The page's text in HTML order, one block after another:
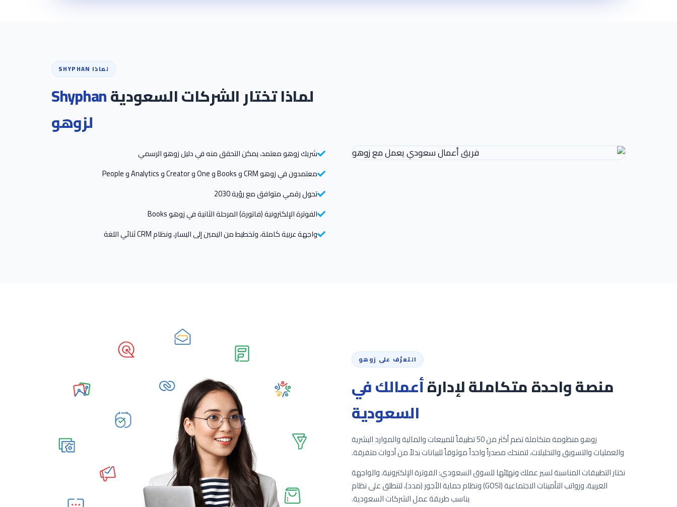
لماذا SHYPHAN
لماذا تختار الشركات السعوديةShyphan
لزوهو
شريك زوهو معتمد، يمكن التحقق منه في دليل زوهو الرسمي
معتمدون في زوهو CRM و Books و One و Creator و Analytics و People
تحول رقمي متوافق مع رؤية 2030
الفوترة الإلكترونية (فاتورة) المرحلة الثانية في زوهو Books
واجهة عربية كاملة، وتخطيط من اليمين إلى اليسار، ونظام CRM ثنائي اللغة
التعرّف على زوهو
منصة واحدة متكاملة لإدارةأعمالك في
السعودية
زوهو منظومة متكاملة تضم أكثر من 50 تطبيقاً للمبيعات والمالية والموارد البشرية
والعمليات والتسويق والتحليلات، لتمنحك مصدراً واحداً موثوقاً للبيانات بدلاً من أدوات متفرقة.
نختار التطبيقات المناسبة لسير عملك ونهيّئها للسوق السعودي: الفوترة الإلكترونية، والواجهة
العربية، ورواتب التأمينات الاجتماعية (GOSI) ونظام حماية الأجور (مدد)، لتنطلق على نظام
يناسب طريقة عمل الشركات السعودية.